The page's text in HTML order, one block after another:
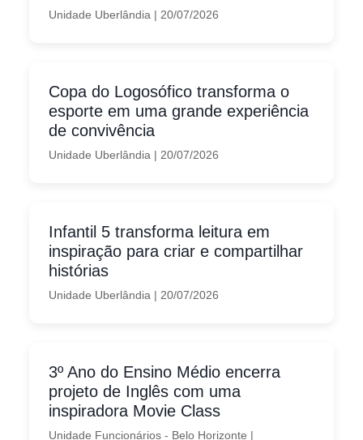
Unidade Uberlândia | 20/07/2026
Copa do Logosófico transforma o
esporte em uma grande experiência
de convivência
Unidade Uberlândia | 20/07/2026
Infantil 5 transforma leitura em
inspiração para criar e compartilhar
histórias
Unidade Uberlândia | 20/07/2026
3º Ano do Ensino Médio encerra
projeto de Inglês com uma
inspiradora Movie Class
Unidade Funcionários - Belo Horizonte |